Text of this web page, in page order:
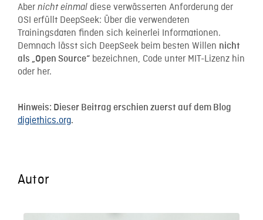
Aber nicht einmal diese verwässerten Anforderung der
OSI erfüllt DeepSeek: Über die verwendeten
Trainingsdaten finden sich keinerlei Informationen.
Demnach lässt sich DeepSeek beim besten Willen nicht
als „Open Source“ bezeichnen, Code unter MIT-Lizenz hin
oder her.
Hinweis: Dieser Beitrag erschien zuerst auf dem Blog
digiethics.org.
Autor